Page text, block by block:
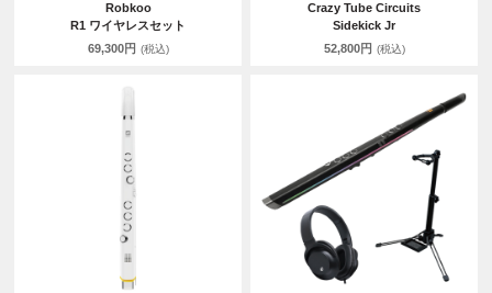
Robkoo
R1 ワイヤレスセット
69,300円 (税込)
Crazy Tube Circuits
Sidekick Jr
52,800円 (税込)